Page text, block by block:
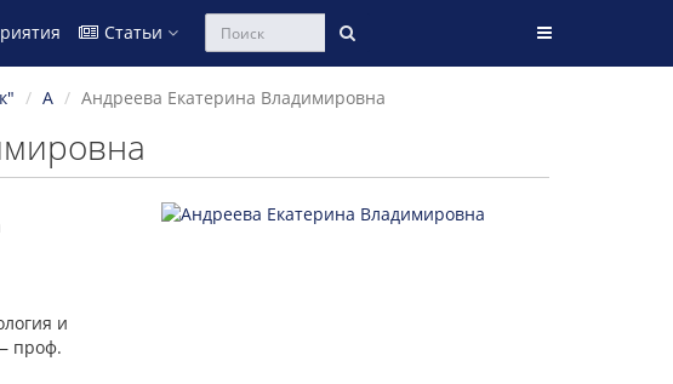
Статьи
А Андреева Екатерина Владимировна
и
проф.